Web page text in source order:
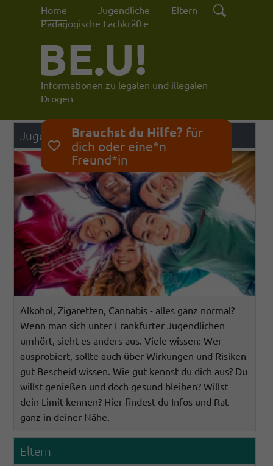
Home Jugendliche
Eltern
Pädagogische Fachkräfte
BE.U!
Informationen zu legalen und illegalen
Drogen
Brauchst du Hilfe? für
dich oder eine*n
Freund*in
Jugendliche
Alkohol, Zigaretten, Cannabis - alles ganz normal?
Wenn man sich unter Frankfurter Jugendlichen
umhört, sieht es anders aus. Viele wissen: Wer
ausprobiert, sollte auch über Wirkungen und Risiken
gut Bescheid wissen. Wie gut kennst du dich aus? Du
willst genießen und doch gesund bleiben? Willst
dein Limit kennen? Hier findest du Infos und Rat
ganz in deiner Nähe.
Eltern